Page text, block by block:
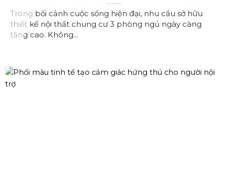
Trong bối cảnh cuộc sống hiện đại, nhu cầu sở hữu
thiết kế nội thất chung cư 3 phòng ngủ ngày càng
tăng cao. Không